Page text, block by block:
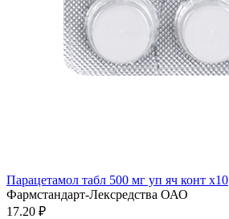
Парацетамол табл 500 мг уп яч конт x10
Фармстандарт-Лексредства ОАО
17.20 ₽